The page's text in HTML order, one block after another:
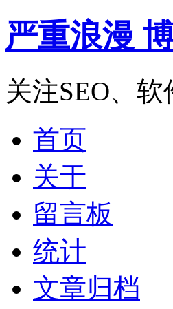
严重浪漫
关注SEO、
首页
关于
留言板
统计
文章归档